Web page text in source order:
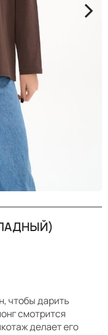
>
чтобы дарить
смотрится
делает его